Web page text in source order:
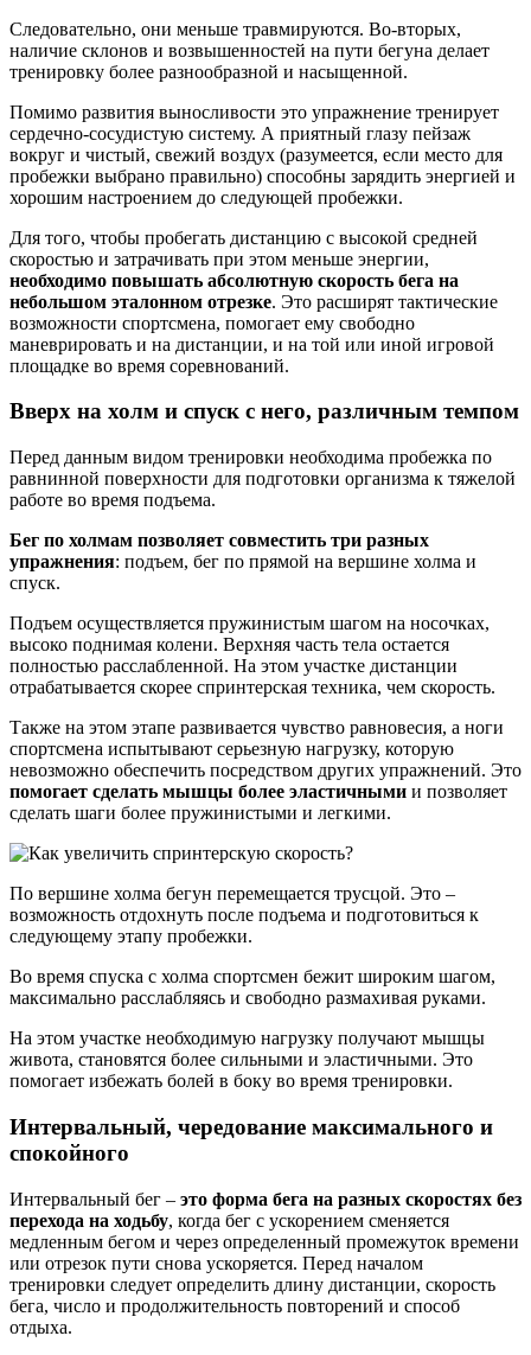
Следовательно, они меньше травмируются. Во-вторых,
наличие склонов и возвышенностей на пути бегуна делает
тренировку более разнообразной и насыщенной.
Помимо развития выносливости это упражнение тренирует
сердечно-сосудистую систему. А приятный глазу пейзаж
вокруг и чистый, свежий воздух (разумеется, если место для
пробежки выбрано правильно) способны зарядить энергией и
хорошим настроением до следующей пробежки.
Для того, чтобы пробегать дистанцию с высокой средней
скоростью и затрачивать при этом меньше энергии,
необходимо повышать абсолютную скорость бега на
небольшом эталонном отрезке. Это расширят тактические
возможности спортсмена, помогает ему свободно
маневрировать и на дистанции, и на той или иной игровой
площадке во время соревнований.
Вверх на холм и спуск с него, различным темпом
Перед данным видом тренировки необходима пробежка по
равнинной поверхности для подготовки организма к тяжелой
работе во время подъема.
Бег по холмам позволяет совместить три разных
упражнения: подъем, бег по прямой на вершине холма и
спуск.
Подъем осуществляется пружинистым шагом на носочках,
высоко поднимая колени. Верхняя часть тела остается
полностью расслабленной. На этом участке дистанции
отрабатывается скорее спринтерская техника, чем скорость.
Также на этом этапе развивается чувство равновесия, а ноги
спортсмена испытывают серьезную нагрузку, которую
невозможно обеспечить посредством других упражнений. Это
помогает сделать мышцы более эластичными и позволяет
сделать шаги более пружинистыми и легкими.
По вершине холма бегун перемещается трусцой. Это –
возможность отдохнуть после подъема и подготовиться к
следующему этапу пробежки.
Во время спуска с холма спортсмен бежит широким шагом,
максимально расслабляясь и свободно размахивая руками.
На этом участке необходимую нагрузку получают мышцы
живота, становятся более сильными и эластичными. Это
помогает избежать болей в боку во время тренировки.
Интервальный, чередование максимального и
спокойного
Интервальный бег – это форма бега на разных скоростях без
перехода на ходьбу, когда бег с ускорением сменяется
медленным бегом и через определенный промежуток времени
или отрезок пути снова ускоряется. Перед началом
тренировки следует определить длину дистанции, скорость
бега, число и продолжительность повторений и способ
отдыха.